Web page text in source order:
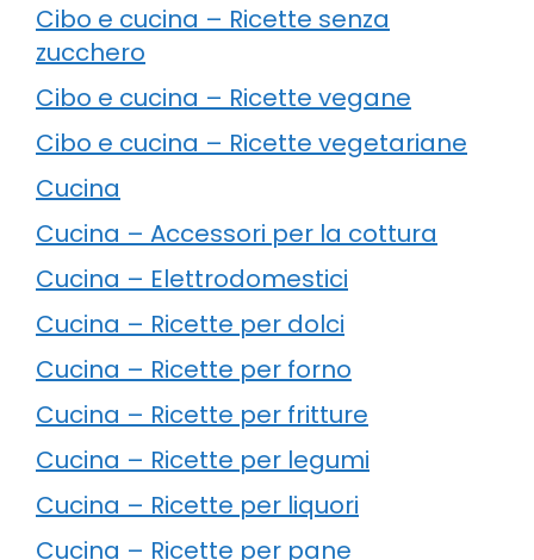
Cibo e cucina – Ricette senza
zucchero
Cibo e cucina – Ricette vegane
Cibo e cucina – Ricette vegetariane
Cucina
Cucina – Accessori per la cottura
Cucina – Elettrodomestici
Cucina – Ricette per dolci
Cucina – Ricette per forno
Cucina – Ricette per fritture
Cucina – Ricette per legumi
Cucina – Ricette per liquori
Cucina – Ricette per pane